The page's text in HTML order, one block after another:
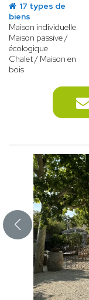
17 types de
biens
Maison individuelle
Maison passive /
écologique
Chalet / Maison en
bois